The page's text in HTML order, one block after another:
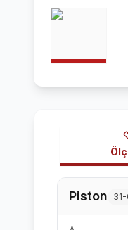
Piston